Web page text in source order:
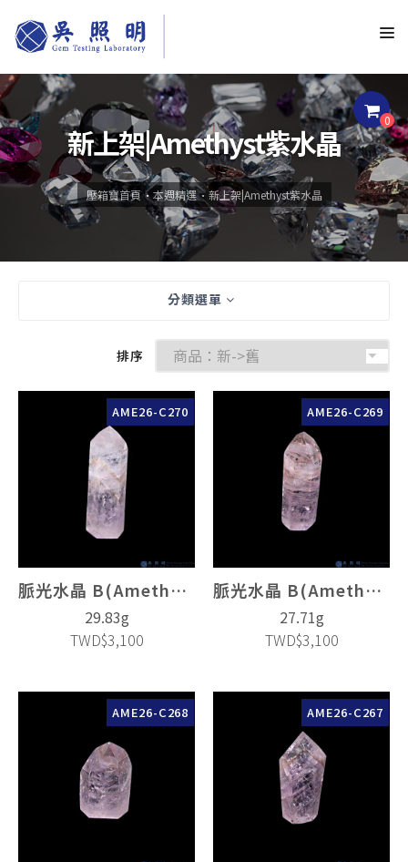
0
新上架|Amethyst紫水晶
壓箱寶首頁 本週精選 新上架|Amethyst紫水晶
分類選單
排序
脈光水晶 B(Amethyst Crystal)
AME26-C270
29.83g
TWD$3,100
脈光水晶 B(Amethyst Crystal)
AME26-C269
27.71g
TWD$3,100
AME26-C268 AME26-C267